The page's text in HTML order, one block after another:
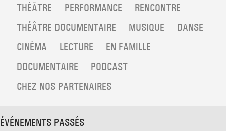
THÉÂTRE PERFORMANCE
RENCONTRE
THÉÂTRE DOCUMENTAIRE
MUSIQUE
DANSE
CINÉMA
LECTURE
EN FAMILLE
DOCUMENTAIRE
PODCAST
CHEZ NOS PARTENAIRES
ÉVÉNEMENTS PASSÉS